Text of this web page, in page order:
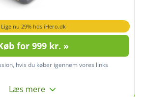
Lige nu 29% hos iHero.dk
for 999 kr. »
hvis du køber igennem vores links
Læs mere